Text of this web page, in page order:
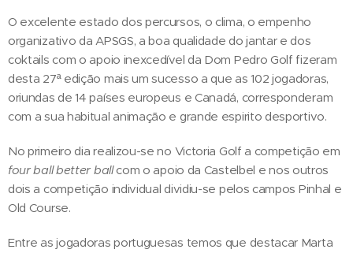
O excelente estado dos percursos, o clima, o empenho
organizativo da APSGS, a boa qualidade do jantar e dos
coktails com o apoio inexcedível da Dom Pedro Golf fizeram
desta 27ª edição mais um sucesso a que as 102 jogadoras,
oriundas de 14 países europeus e Canadá, corresponderam
com a sua habitual animação e grande espirito desportivo.
No primeiro dia realizou-se no Victoria Golf a competição em
four ball better ballcom o apoio da Castelbel e nos outros
dois a competição individual dividiu-se pelos campos Pinhal e
Old Course.
Entre as jogadoras portuguesas temos que destacar Marta